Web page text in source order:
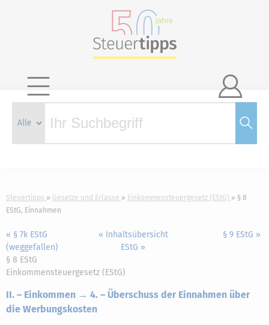

Steuertipps Gesetze und Erlasse Einkommensteuergesetz (EStG)
§ 8
EStG, Einnahmen
« § 7k EStG
(weggefallen)
« Inhaltsübersicht
EStG »
§ 9 EStG »
§ 8 EStG
Einkommensteuergesetz (EStG)
II. – Einkommen → 4. – Überschuss der Einnahmen über
die Werbungskosten